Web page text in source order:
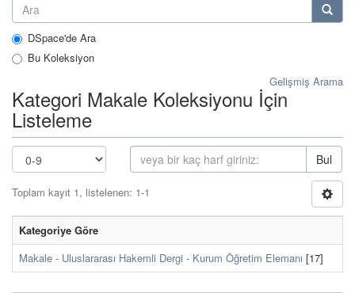
DSpace'de Ara
Bu Koleksiyon
Gelişmiş Arama
Kategori Makale Koleksiyonu İçin
Listeleme
Bul
Toplam kayıt 1, listelenen: 1-1
Kategoriye Göre
Makale - Uluslararası Hakemli Dergi - Kurum Öğretim Elemanı [17]